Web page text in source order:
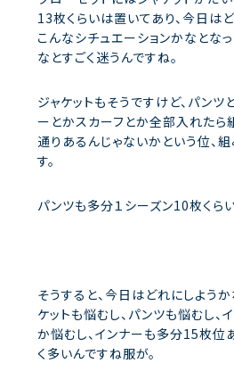
13枚くらいは置いてあり、今日は
こんなシチュエーションかなとな
なとすごく迷うんですね。
ジャケットもそうですけど、パンツ
ーとかスカーフとか全部入れた
通りあるんじゃないかという位、
す。
パンツも多分１シーズン10枚くら
そうすると、今日はどれにしようか
ケットも悩むし、パンツも悩むし、
か悩むし、インナーも多分15枚位
く多いんですね服が。